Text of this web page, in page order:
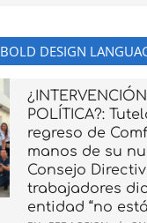
BOLD DESIGN
¿INTERVENCIÓN
POLÍTICA?:
regreso de
manos de su
Consejo
trabajadores
entidad “no